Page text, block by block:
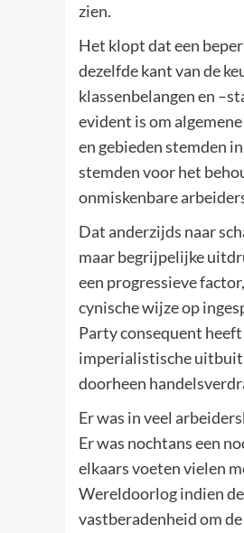
zien.
Het klopt dat een
dezelfde kant van de
klassenbelangen en
evident is om
en gebieden stemden
stemden voor het
onmiskenbare
Dat anderzijds naar
maar begrijpelijke
een progressieve
cynische wijze op
Party consequent
imperialistische
doorheen
Er was in veel
Er was nochtans een
elkaars voeten vielen
Wereldoorlog indien de
vastberadenheid om